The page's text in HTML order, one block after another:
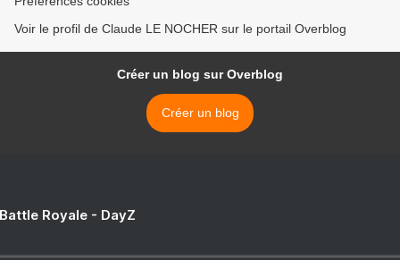
Voir le profil de Claude LE NOCHER sur le portail Overblog
Créer un blog sur Overblog
Créer un blog
Royale - DayZ